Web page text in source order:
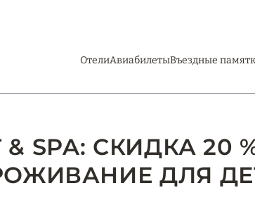
ОтелиАвиабилетыВъездные
& SPA: СКИДКА 20
ДЛЯ